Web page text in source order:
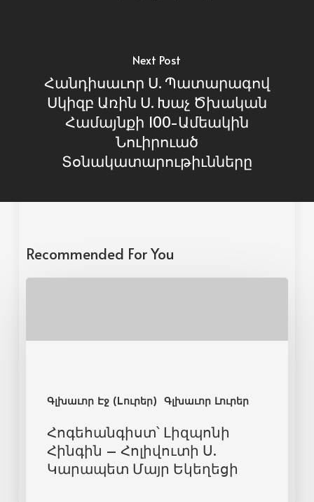
Next Post
Հանդիսաւոր Ս. Պատարագով
Սկիզբ Առին Ս. Խաչ Ծխական
Համայնքի 100-Ամեակին
Նուիրուած
Տօնակատարութիւնները
Recommended For You
Գլխաւոր Էջ (Lուրեր) Գլխաւոր Լուրեր
Հոգեհանգիստ՝ Լիզպոնի
Հինգին – Հոլիվուտի Ս.
Կարապետ Մայր Եկեղեցի